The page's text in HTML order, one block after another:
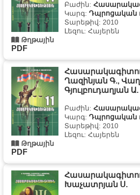
Բաժին:
Կարգ: Դպրոցական
Տարեթիվ: 2010
Լեզու: Հայերեն
Թղթային
PDF
Ղազինյան Գ.,
Գյուլբուդաղյան Ա.
Բաժին:
Կարգ: Դպրոցական
Տարեթիվ: 2010
Լեզու: Հայերեն
Թղթային
PDF
Խաչատրյան Ս.